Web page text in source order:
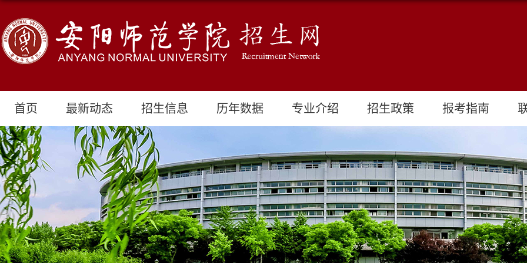
首页 最新动态 招生信息 历年数据 专业介绍 招生政策 报考指南